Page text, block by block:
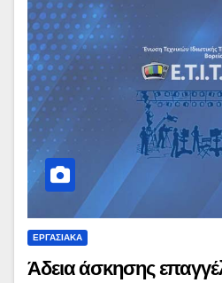
ΕΡΓΑΣΙΑΚΆ
Άδεια άσκησης